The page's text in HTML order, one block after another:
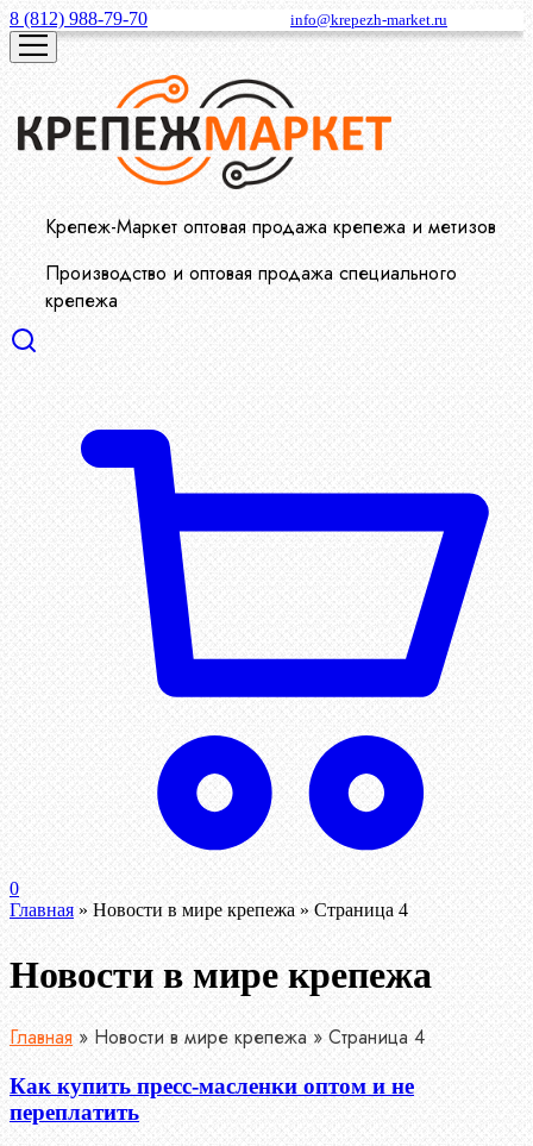
8 (812) 988-79-70 info@krepezh-market.ru
Крепеж-Маркет оптовая продажа крепежа и метизов
Производство и оптовая продажа специального
крепежа
0
Главная » Новости в мире крепежа » Страница 4
Новости в мире крепежа
Главная » Новости в мире крепежа » Страница 4
Как купить пресс-масленки оптом и не
переплатить